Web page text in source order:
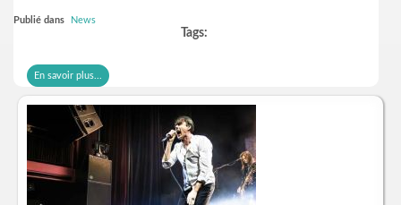
Publié dans News
Tags:
En savoir plus...